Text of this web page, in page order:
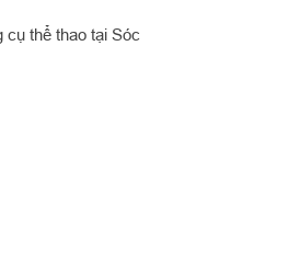
cụ thể thao tại Sóc